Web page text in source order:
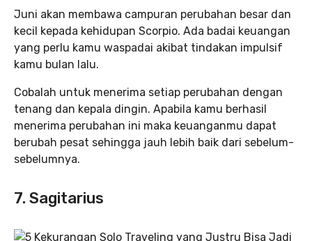
Juni akan membawa campuran perubahan besar dan
kecil kepada kehidupan Scorpio. Ada badai keuangan
yang perlu kamu waspadai akibat tindakan impulsif
kamu bulan lalu.
Cobalah untuk menerima setiap perubahan dengan
tenang dan kepala dingin. Apabila kamu berhasil
menerima perubahan ini maka keuanganmu dapat
berubah pesat sehingga jauh lebih baik dari sebelum-
sebelumnya.
7. Sagitarius